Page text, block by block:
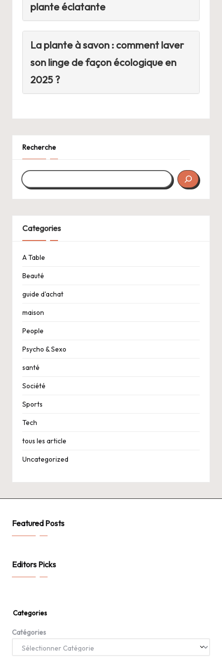
plante éclatante
La plante à savon : comment laver
son linge de façon écologique en
2025 ?
Recherche
Categories
A Table
Beauté
guide d'achat
maison
People
Psycho & Sexo
santé
Société
Sports
Tech
tous les article
Uncategorized
Featured Posts
Editors Picks
Categories
Catégories